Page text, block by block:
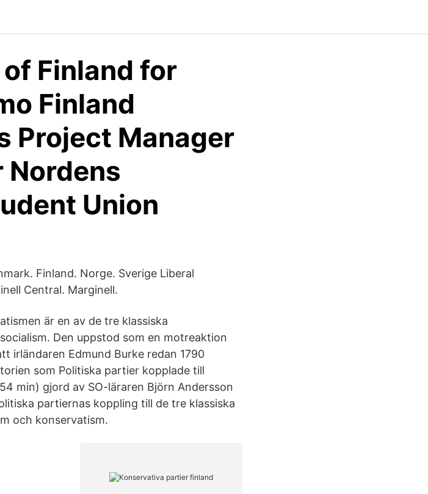
Finland for
Finland
Project Manager
Nordens
Union
Finland. Norge. Sverige Liberal
Central. Marginell.
är en av de tre klassiska
Den uppstod som en motreaktion
irländaren Edmund Burke redan 1790
som Politiska partier kopplade till
min) gjord av SO-läraren Björn Andersson
partiernas koppling till de tre klassiska
och konservatism.